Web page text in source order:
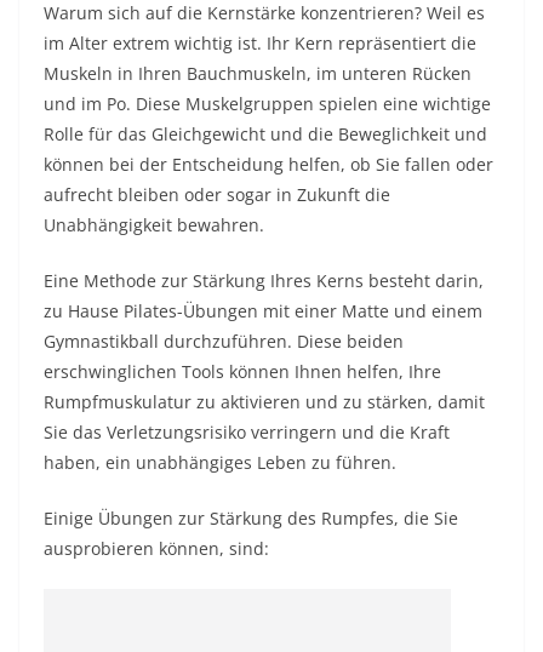
Warum sich auf die Kernstärke konzentrieren? Weil es
im Alter extrem wichtig ist. Ihr Kern repräsentiert die
Muskeln in Ihren Bauchmuskeln, im unteren Rücken
und im Po. Diese Muskelgruppen spielen eine wichtige
Rolle für das Gleichgewicht und die Beweglichkeit und
können bei der Entscheidung helfen, ob Sie fallen oder
aufrecht bleiben oder sogar in Zukunft die
Unabhängigkeit bewahren.
Eine Methode zur Stärkung Ihres Kerns besteht darin,
zu Hause Pilates-Übungen mit einer Matte und einem
Gymnastikball durchzuführen. Diese beiden
erschwinglichen Tools können Ihnen helfen, Ihre
Rumpfmuskulatur zu aktivieren und zu stärken, damit
Sie das Verletzungsrisiko verringern und die Kraft
haben, ein unabhängiges Leben zu führen.
Einige Übungen zur Stärkung des Rumpfes, die Sie
ausprobieren können, sind: